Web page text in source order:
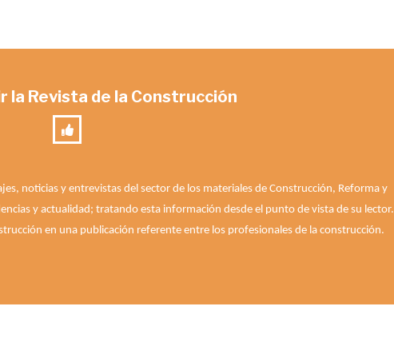
la Revista de la Construcción
noticias y entrevistas del sector de los materiales de Construcción, Reforma y
y actualidad; tratando esta información desde el punto de vista de su lector.
en una publicación referente entre los profesionales de la construcción.